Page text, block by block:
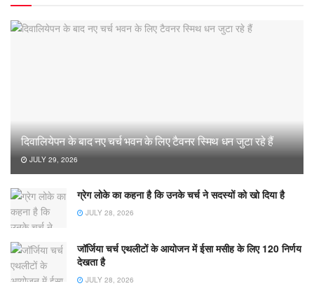
दिवालियेपन के बाद नए चर्च भवन के लिए टैवनर स्मिथ धन जुटा रहे हैं
JULY 29, 2026
ग्रेग लोके का कहना है कि उनके चर्च ने सदस्यों को खो दिया है
JULY 28, 2026
जॉर्जिया चर्च एथलीटों के आयोजन में ईसा मसीह के लिए 120 निर्णय
देखता है
JULY 28, 2026